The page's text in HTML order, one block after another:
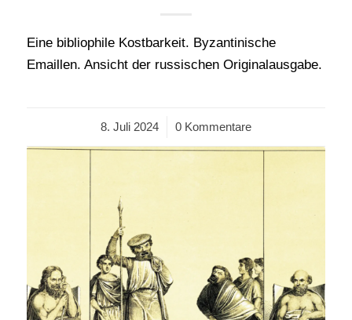
Eine bibliophile Kostbarkeit. Byzantinische
Emaillen. Ansicht der russischen Originalausgabe.
8. Juli 2024
/ 0 Kommentare